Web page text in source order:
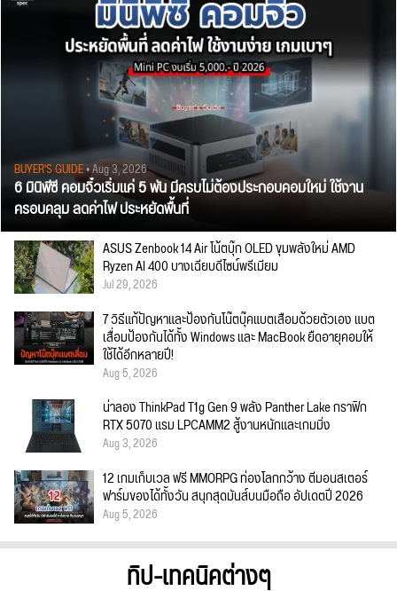
BUYER'S GUIDE• Aug 3, 2026
6 มินิพีซี คอมจิ๋วเริ่มแค่ 5 พัน มีครบไม่ต้องประกอบคอมใหม่ ใช้งาน
ครอบคลุม ลดค่าไฟ ประหยัดพื้นที่
ASUS Zenbook 14 Air โน้ตบุ๊ก OLED ขุมพลังใหม่ AMD
Ryzen AI 400 บางเฉียบดีไซน์พรีเมียม
Jul 29, 2026
7 วิธีแก้ปัญหาและป้องกันโน๊ตบุ๊คแบตเสื่อมด้วยตัวเอง แบต
เสื่อมป้องกันได้ทั้ง Windows และ MacBook ยืดอายุคอมให้
ใช้ได้อีกหลายปี!
Aug 5, 2026
น่าลอง ThinkPad T1g Gen 9 พลัง Panther Lake กราฟิก
RTX 5070 แรม LPCAMM2 สู้งานหนักและเกมมิ่ง
Aug 3, 2026
12 เกมเก็บเวล ฟรี MMORPG ท่องโลกกว้าง ตีมอนสเตอร์
ฟาร์มของได้ทั้งวัน สนุกสุดมันส์บนมือถือ อัปเดตปี 2026
Aug 5, 2026
ทิป-เทคนิคต่างๆ